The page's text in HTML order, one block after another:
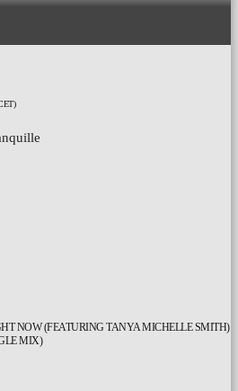
NOW (FEATURING TANYA MICHELLE SMITH)
MIX)